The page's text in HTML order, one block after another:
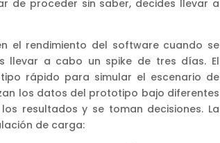
de proceder sin saber, decides llevar a
el rendimiento del software cuando se
llevar a cabo un spike de tres días. El
rápido para simular el escenario de
los datos del prototipo bajo diferentes
resultados y se toman decisiones. La
de carga: